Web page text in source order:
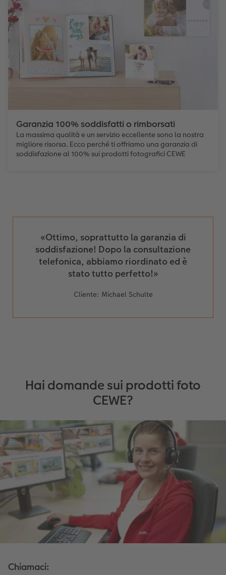
Coffeetable Book «Art Collection»
Accessori
Consigli decorazione murale
Accessori
Barattolo per croccantini con foto
Novità
Garanzia 100% soddisfatti o rimborsati
La massima qualità e un servizio eccellente sono la nostra
migliore risorsa. Ecco perché ti offriamo una garanzia di
soddisfazione al 100% sui prodotti fotografici CEWE
«Ottimo, soprattutto la garanzia di
soddisfazione! Dopo la consultazione
telefonica, abbiamo riordinato ed è
stato tutto perfetto!»
Cliente: Michael Schulte
Hai domande sui prodotti foto
CEWE?
Chiamaci: